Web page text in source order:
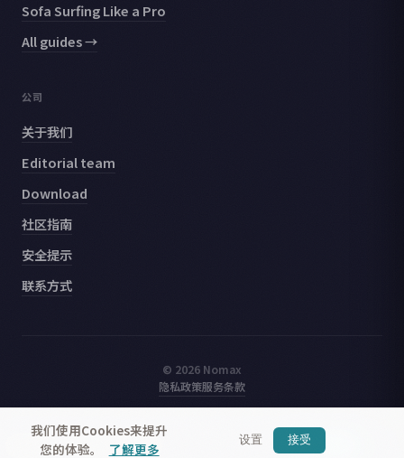
Sofa Surfing Like a Pro
All guides →
公司
关于我们
Editorial team
Download
社区指南
安全提示
联系方式
© 2026 Nomax
隐私政策服务条款
我们使用Cookies来提升
您的体验。
了解更多
设置 接受
Nomax— 结识附近的旅行者 获取应用